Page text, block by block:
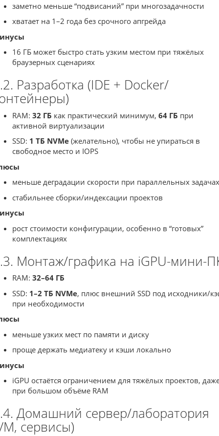
заметно меньше “подвисаний” при многозадачности
хватает на 1–2 года без срочного апгрейда
16 ГБ может быстро стать узким местом при тяжёлых
браузерных сценариях
Разработка (IDE + Docker/
RAM: 32 ГБ как практический минимум, 64 ГБ при
активной виртуализации
SSD: 1 ТБ NVMe (желательно), чтобы не упираться в
свободное место и IOPS
меньше деградации скорости при параллельных задачах
стабильнее сборки/индексации проектов
рост стоимости конфигурации, особенно в “готовых”
комплектациях
Монтаж/графика на iGPU-мини-
RAM: 32–64 ГБ
SSD: 1–2 ТБ NVMe, плюс внешний SSD под исходники/
при необходимости
меньше узких мест по памяти и диску
проще держать медиатеку и кэши локально
iGPU остаётся ограничением для тяжёлых проектов,
при большом объёме RAM
Домашний сервер/лаборатория
сервисы)